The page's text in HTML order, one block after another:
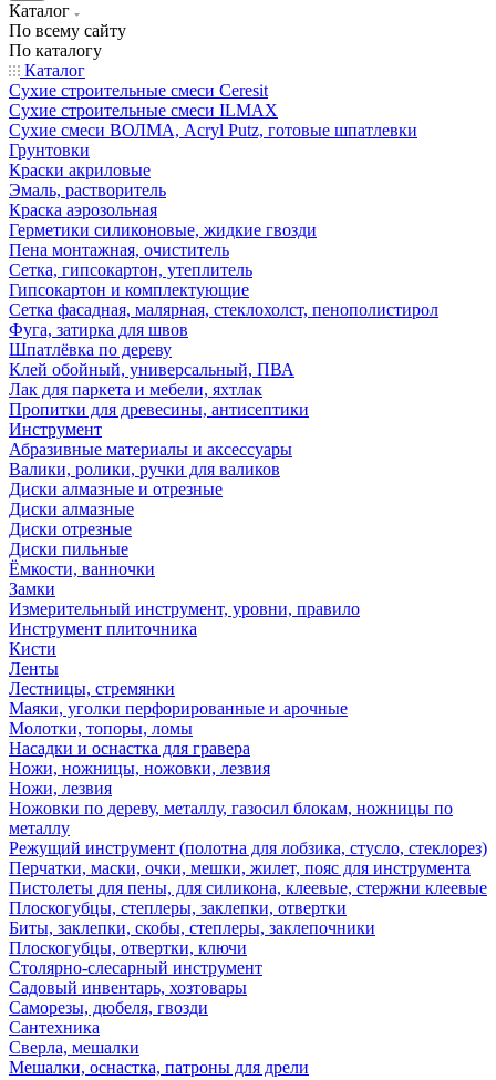
Каталог
По всему сайту
По каталогу
Каталог
Сухие строительные смеси Ceresit
Сухие строительные смеси ILMAX
Сухие смеси ВОЛМА, Acryl Putz, готовые шпатлевки
Грунтовки
Краски акриловые
Эмаль, растворитель
Краска аэрозольная
Герметики силиконовые, жидкие гвозди
Пена монтажная, очиститель
Сетка, гипсокартон, утеплитель
Гипсокартон и комплектующие
Сетка фасадная, малярная, стеклохолст, пенополистирол
Фуга, затирка для швов
Шпатлёвка по дереву
Клей обойный, универсальный, ПВА
Лак для паркета и мебели, яхтлак
Пропитки для древесины, антисептики
Инструмент
Абразивные материалы и аксессуары
Валики, ролики, ручки для валиков
Диски алмазные и отрезные
Диски алмазные
Диски отрезные
Диски пильные
Ёмкости, ванночки
Замки
Измерительный инструмент, уровни, правило
Инструмент плиточника
Кисти
Ленты
Лестницы, стремянки
Маяки, уголки перфорированные и арочные
Молотки, топоры, ломы
Насадки и оснастка для гравера
Ножи, ножницы, ножовки, лезвия
Ножи, лезвия
Ножовки по дереву, металлу, газосил блокам, ножницы по
металлу
Режущий инструмент (полотна для лобзика, стусло, стеклорез)
Перчатки, маски, очки, мешки, жилет, пояс для инструмента
Пистолеты для пены, для силикона, клеевые, стержни клеевые
Плоскогубцы, степлеры, заклепки, отвертки
Биты, заклепки, скобы, степлеры, заклепочники
Плоскогубцы, отвертки, ключи
Столярно-слесарный инструмент
Садовый инвентарь, хозтовары
Саморезы, дюбеля, гвозди
Сантехника
Сверла, мешалки
Мешалки, оснастка, патроны для дрели